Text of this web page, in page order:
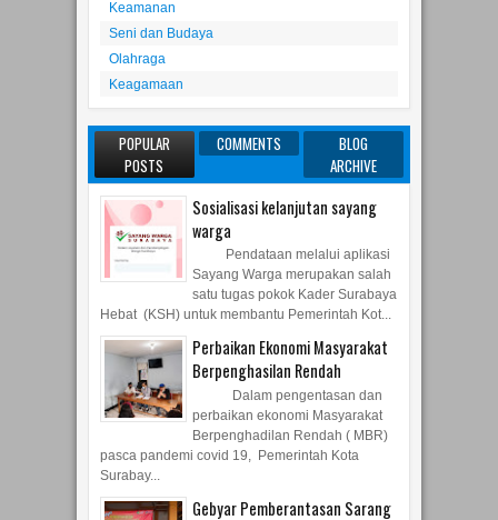
Seni dan Budaya
Olahraga
Keagamaan
POSTS
ARCHIVE
Sosialisasi kelanjutan sayang
warga
Pendataan melalui aplikasi
Sayang Warga merupakan salah
satu tugas pokok Kader Surabaya
Hebat (KSH) untuk membantu Pemerintah Kot...
Perbaikan Ekonomi Masyarakat
Berpenghasilan Rendah
Dalam pengentasan dan
perbaikan ekonomi Masyarakat
Berpenghadilan Rendah ( MBR)
pasca pandemi covid 19, Pemerintah Kota
Surabay...
Nyamuk